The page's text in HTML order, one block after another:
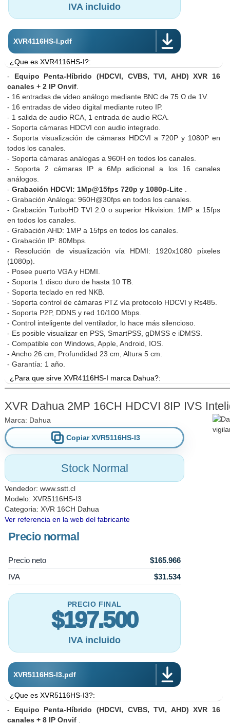
Soporta compresion H.265 o H.265+, lo que puede significar un
duro para grabaciones estáticas, permitiendo que se puedan
economizar en el tamaño del disco duro.
Equipo Pentahíbrido, soporta los formatos más populares del
con cámaras TurboHD TVI 2.0 o superior, Hikvision, SYSCOM,
actualización o migración de instalaciones pre existentes con
la cómoda y popular interfaz basada en linux de Dahua.
IVA incluido
XVR4116HS-I.pdf
¿Que es XVR4116HS-I?:
- Equipo Penta-Híbrido (HDCVI, CVBS, TVI, AHD) XVR 16
canales + 2 IP Onvif
- 16 entradas de video análogo mediante BNC de 75 Ω de 1V.
- 16 entradas de video digital mediante ruteo IP.
- 1 salida de audio RCA, 1 entrada de audio RCA.
- Soporta cámaras HDCVI con audio integrado.
- Soporta visualización de cámaras HDCVI a 720P y 1080P en
todos los canales.
- Soporta cámaras análogas a 960H en todos los canales.
- Soporta 2 cámaras IP a 6Mp adicional a los 16 canales
análogos.
- Grabación HDCVI: 1Mp@15fps 720p y 1080p-Lite
- Grabación Análoga: 960H@30fps en todos los canales.
- Grabación TurboHD TVI 2.0 o superior Hikvision: 1MP a 15fps
en todos los canales.
- Grabación AHD: 1MP a 15fps en todos los canales.
- Grabación IP: 80Mbps.
- Resolución de visualización vía HDMI: 1920x1080 píxeles
(1080p).
- Posee puerto VGA y HDMI.
- Soporta 1 disco duro de hasta 10 TB.
- Soporta teclado en red NKB.
- Soporta control de cámaras PTZ vía protocolo HDCVI y Rs485.
- Soporta P2P, DDNS y red 10/100 Mbps.
- Control inteligente del ventilador, lo hace más silencioso.
- Es posible visualizar en PSS, SmartPSS, gDMSS e iDMSS.
- Compatible con Windows, Apple, Android, IOS.
- Ancho 26 cm, Profundidad 23 cm, Altura 5 cm.
- Garantía: 1 año.
¿Para que sirve XVR4116HS-I marca Dahua?:
grabándolos en un disco duro a una resolución de 1
(960x1080 pixeles) dependiendo de la resolución nativa de la
Puede detectar movimiento y establecer mediante su
una persona o un vehículo produciendo una alerta antirrobo
equipo, ya que el sistema ignora los movimientos producidos por
Soporta compresion H.265 o H.265+, lo que puede significar un
duro para grabaciones estáticas, permitiendo que se puedan
XVR Dahua 2MP 16CH HDCVI 8IP IVS
Marca: Dahua
Copiar XVR5116HS-I3
Stock Normal
Vendedor: www.sstt.cl
Modelo: XVR5116HS-I3
Categoria: XVR 16CH Dahua
Ver referencia en la web del fabricante
Precio normal
Precio neto
$165.966
IVA
$31.534
PRECIO FINAL
$197.500
IVA incluido
XVR5116HS-I3.pdf
¿Que es XVR5116HS-I3?:
- Equipo Penta-Híbrido (HDCVI, CVBS, TVI, AHD) XVR 16
canales + 8 IP Onvif